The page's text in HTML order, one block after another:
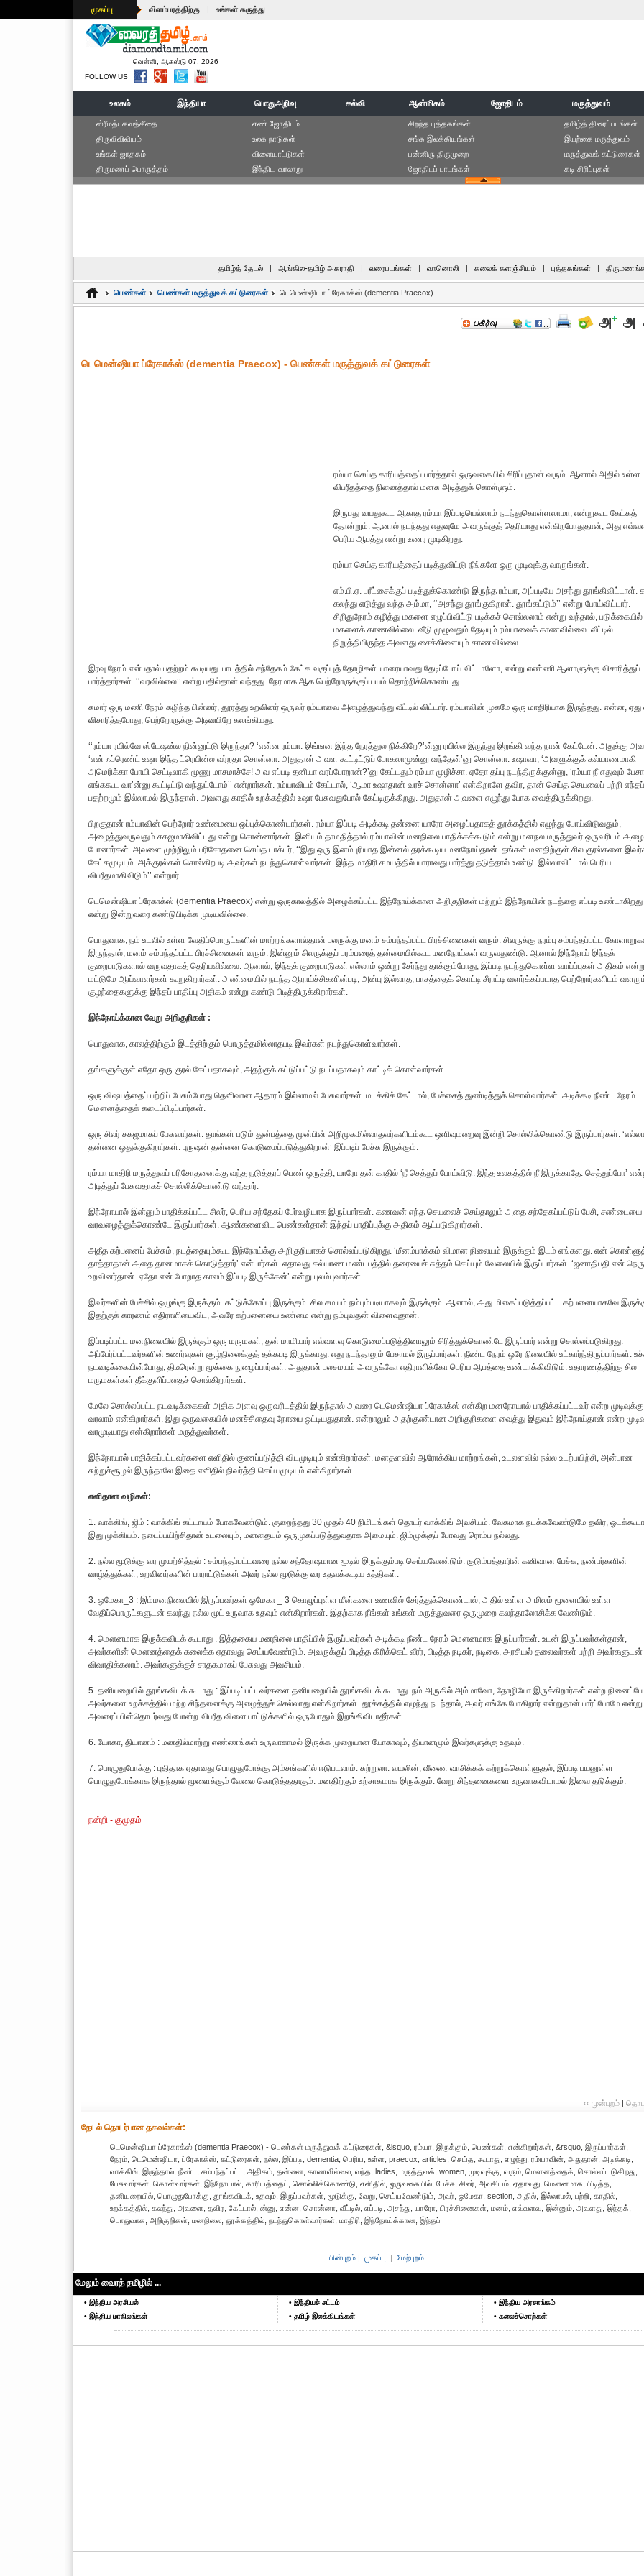
முகப்பு விளம்பரத்திற்கு | உங்கள் கருத்து
வெள்ளி, ஆகஸ்டு 07, 2026
FOLLOW US
உலகம் இந்தியா பொதுஅறிவு கல்வி ஆன்மிகம் ஜோதிடம் மருத்துவம்
ஸ்ரீமத்பகவத்கீதை
திருவிவிலியம்
உங்கள் ஜாதகம்
திருமணப் பொருத்தம்
எ‌ண் ஜோ‌திட‌ம்
உலக நாடுகள்
விளையாட்டுகள்
இந்திய வரலாறு
சிறந்த புத்தகங்கள்
சங்க இலக்கியங்கள்
பன்னிரு திருமுறை
ஜோதிடப் பாடங்கள்
தமிழ்த் திரைப்படங்கள்
இயற்கை மருத்துவம்
மருத்துவக் கட்டுரைகள்
கடி சிரிப்புகள்
தமிழ்த் தேடல் | ஆங்கில-தமிழ் அகராதி | வரைபடங்கள் | வானொலி | கலைக் களஞ்சியம் | புத்தகங்கள் |
பெண்கள் பெண்கள் மருத்துவக் கட்டுரைகள் டெமென்ஷியா ப்ரேகாக்ஸ் (dementia Praecox)
டெமென்ஷியா ப்ரேகாக்ஸ் (dementia Praecox) - பெண்கள் மருத்துவக் கட்டுரைகள்
ரம்யா செய்த காரியத்தைப் பார்த்தால் ஒருவகையில் சிரிப்புதான் வரும். ஆனால் அதில் உள்ள
விபரீதத்தை நினைத்தால் மனசு அடித்துக் கொள்ளும்.
இருபது வயதுகூட ஆகாத ரம்யா இப்படியெல்லாம் நடந்துகொள்ளலாமா, என்றுகூட கேட்கத்
தோன்றும். ஆனால் நடந்தது எதுவுமே அவருக்குத் தெரியாது என்கிறபோதுதான், அது
பெரிய ஆபத்து என்று உணர முடிகிறது.
ரம்யா செய்த காரியத்தைப் படித்துவிட்டு நீங்களே ஒரு முடிவுக்கு வாருங்கள்.
எம்.பி.ஏ. பரீட்சைக்குப் படித்துக்கொண்டு இருந்த ரம்யா, அப்படியே அசந்து தூங்கிவிட்டாள்.
கலந்து எடுத்து வந்த அம்மா, ‘‘அசந்து தூங்குகிறாள். தூங்கட்டும்’’ என்று போய்விட்டார்.
சிறிதுநேரம் கழித்து மகளை எழுப்பிவிட்டு படிக்கச் சொல்லலாம் என்று வந்தால், படுக்கையில்
மகளைக் காணவில்லை. வீடு முழுவதும் தேடியும் ரம்யாவைக் காணவில்லை. வீட்டில்
நிறுத்தியிருந்த அவளது சைக்கிளையும் காணவில்லை.
இரவு நேரம் என்பதால் பதற்றம் கூடியது. பாடத்தில் சந்தேகம் கேட்க வகுப்புத் தோழிகள் யாரையாவது தேடிப்போய் விட்டாளோ, என்று எண்ணி ஆளாளுக்கு விசாரித்துப்
பார்த்தார்கள். ‘‘வரவில்லை’’ என்ற பதில்தான் வந்தது. நேரமாக ஆக பெற்றோருக்குப் பயம் தொற்றிக்கொண்டது.
சுமார் ஒரு மணி நேரம் கழிந்த பின்னர், தூரத்து உறவினர் ஒருவர் ரம்யாவை அழைத்துவந்து வீட்டில் விட்டார். ரம்யாவின் முகமே ஒரு மாதிரியாக இருந்தது. என்ன, ஏது
விசாரித்தபோது, பெற்றோருக்கு அடிவயிறே கலங்கியது.
‘‘ரம்யா ரயில்வே ஸ்டேஷன்ல நின்னுட்டு இருந்தா? ‘என்ன ரம்யா. இங்ஙன இந்த நேரத்துல நிக்கிறே?’ன்னு ரயில்ல இருந்து இறங்கி வந்த நான் கேட்டேன். அதுக்கு
‘என் ஃப்ரெண்ட் உஷா இந்த ட்ரெயின்ல வர்றதா சொன்னா. அதுதான் அவள கூட்டிட்டுப் போகலாமுன்னு வந்தேன்’னு சொன்னா. உஷாவா, ‘அவளுக்குக் கல்யாணமாகி
அமெரிக்கா போயி செட்டிலாகி மூணு மாசமாச்சே! அவ எப்படி தனியா வரப்போறான்?’னு கேட்டதும் ரம்யா முழிச்சா. ஏதோ தப்பு நடந்திருக்குன்னு, ‘ரம்யா நீ எதுவும்
எங்ககூட வா’ன்னு கூட்டிட்டு வந்துட்டோம்’’ என்றார்கள். ரம்யாவிடம் கேட்டால், ‘ஆமா உஷாதான் வரச் சொன்னா’ என்கிறாளே தவிர, தான் செய்த செயலைப் பற்றி எந்தப்
பதற்றமும் இல்லாமல் இருந்தாள். அவளது காதில் உறக்கத்தில் உஷா பேசுவதுபோல் கேட்டிருக்கிறது. அதுதான் அவளை எழுந்து போக வைத்திருக்கிறது.
பிறகுதான் ரம்யாவின் பெற்றோர் உண்மையை ஒப்புக்கொண்டார்கள். ரம்யா இப்படி அடிக்கடி தன்னை யாரோ அழைப்பதாகத் தூக்கத்தில் எழுந்து போய்விடுவதும்,
அழைத்துவருவதும் சகஜமாகிவிட்டது என்று சொன்னார்கள். இனியும் தாமதித்தால் ரம்யாவின் மனநிலை பாதிக்கக்கூடும் என்று மனநல மருத்துவர் ஒருவரிடம்
போனார்கள். அவளை முற்றிலும் பரிசோதனை செய்த டாக்டர், ‘‘இது ஒரு இனம்புரியாத இன்னல் தரக்கூடிய மனநோய்தான். தங்கள் மனதிற்குள் சில குரல்களை
கேட்கமுடியும். அக்குரல்கள் சொல்கிறபடி அவர்கள் நடந்துகொள்வார்கள். இந்த மாதிரி சமயத்தில் யாராவது பார்த்து தடுத்தால் உண்டு. இல்லாவிட்டால் பெரிய
விபரீதமாகிவிடும்’’ என்றார்.
டெமென்ஷியா ப்ரேகாக்ஸ் (dementia Praecox) என்று ஒருகாலத்தில் அழைக்கப்பட்ட இந்நோய்க்கான அறிகுறிகள் மற்றும் இந்நோயின் நடத்தை எப்படி உண்டாகிறது
என்று இன்றுவரை கண்டுபிடிக்க முடியவில்லை.
பொதுவாக, நம் உடலில் உள்ள வேதிப்பொருட்களின் மாற்றங்களால்தான் பலருக்கு மனம் சம்பந்தப்பட்ட பிரச்சினைகள் வரும். சிலருக்கு நரம்பு சம்பந்தப்பட்ட
இருந்தால், மனம் சம்பந்தப்பட்ட பிரச்சினைகள் வரும். இன்னும் சிலருக்குப் பரம்பரைத் தன்மையில்கூட மனநோய்கள் வருவதுண்டு. ஆனால் இந்நோய் இந்தக்
குறைபாடுகளால் வருவதாகத் தெரியவில்லை. ஆனால், இந்தக் குறைபாடுகள் எல்லாம் ஒன்று சேர்ந்து தாக்கும்போது, இப்படி நடந்துகொள்ள வாய்ப்புகள் அதிகம்
மட்டுமே ஆய்வாளர்கள் கூறுகிறார்கள். அண்மையில் நடந்த ஆராய்ச்சிகளின்படி, அன்பு இல்லாத, பாசத்தைக் கொட்டி சீராட்டி வளர்க்கப்படாத பெற்றோர்களிடம்
குழந்தைகளுக்கு இந்தப் பாதிப்பு அதிகம் என்று கண்டு பிடித்திருக்கிறார்கள்.
இந்நோய்க்கான வேறு அறிகுறிகள் :
பொதுவாக, காலத்திற்கும் இடத்திற்கும் பொருத்தமில்லாதபடி இவர்கள் நடந்துகொள்வார்கள்.
தங்களுக்குள் எதோ ஒரு குரல் கேட்பதாகவும், அதற்குக் கட்டுப்பட்டு நடப்பதாகவும் காட்டிக் கொள்வார்கள்.
ஒரு விஷயத்தைப் பற்றிப் பேசும்போது தெளிவான ஆதாரம் இல்லாமல் பேசுவார்கள். மடக்கிக் கேட்டால், பேச்சைத் துண்டித்துக் கொள்வார்கள். அடிக்கடி நீண்ட நேரம்
மௌனத்தைக் கடைப்பிடிப்பார்கள்.
ஒரு சிலர் சகஜமாகப் பேசுவார்கள். தாங்கள் படும் துன்பத்தை முன்பின் அறிமுகமில்லாதவர்களிடம்கூட ஒளிவுமறைவு இன்றி சொல்லிக்கொண்டு இருப்பார்கள்.
தன்னை ஒதுக்குகிறார்கள். புருஷன் தன்னை கொடுமைப்படுத்துகிறான்’ இப்படிப் பேச்சு இருக்கும்.
ரம்யா மாதிரி மருத்துவப் பரிசோதனைக்கு வந்த நடுத்தரப் பெண் ஒருத்தி, யாரோ தன் காதில் ‘நீ செத்துப் போய்விடு. இந்த உலகத்தில் நீ இருக்காதே. செத்துப்போ’
அடித்துப் பேசுவதாகச் சொல்லிக்கொண்டு வந்தார்.
இந்நோயால் இன்னும் பாதிக்கப்பட்ட சிலர், பெரிய சந்தேகப் பேர்வழியாக இருப்பார்கள். கணவன் எந்த செயலைச் செய்தாலும் அதை சந்தேகப்பட்டுப் பேசி, சண்டையை
வரவழைத்துக்கொண்டே இருப்பார்கள். ஆண்களைவிட பெண்கள்தான் இந்தப் பாதிப்புக்கு அதிகம் ஆட்படுகிறார்கள்.
அதீத கற்பனைப் பேச்சும், நடத்தையும்கூட இந்நோய்க்கு அறிகுறியாகச் சொல்லப்படுகிறது. ‘மீனம்பாக்கம் விமான நிலையம் இருக்கும் இடம் எங்களது. என்
தாத்தாதான் அதை தானமாகக் கொடுத்தார்’ என்பார்கள். எதாவது கல்யாண மண்டபத்தில் தரையைச் சுத்தம் செய்யும் வேலையில் இருப்பார்கள். ‘ஜனாதிபதி என்
உறவினர்தான். ஏதோ என் போறாத காலம் இப்படி இருக்கேன்’ என்று புலம்புவார்கள்.
இவர்களின் பேச்சில் ஒழுங்கு இருக்கும். கட்டுக்கோப்பு இருக்கும். சில சமயம் நம்பும்படியாகவும் இருக்கும். ஆனால், அது மிகைப்படுத்தப்பட்ட கற்பனையாகவே
இதற்குக் காரணம் எதிராளியைவிட, அவரே கற்பனையை உண்மை என்று நம்புவதன் விளைவுதான்.
இப்படிப்பட்ட மனநிலையில் இருக்கும் ஒரு மருமகள், தன் மாமியார் எவ்வளவு கொடுமைப்படுத்தினாலும் சிரித்துக்கொண்டே இருப்பார் என்று சொல்லப்படுகிறது.
அப்பேர்ப்பட்டவர்களின் உணர்வுகள் சூழ்நிலைக்குத் தக்கபடி இருக்காது. எது நடந்தாலும் பேசாமல் இருப்பார்கள். நீண்ட நேரம் ஒரே நிலையில் உட்கார்ந்திருப்பார்கள்.
நடவடிக்கையின்போது, திடீரென்று மூக்கை நுழைப்பார்கள். அதுதான் பலசமயம் அவருக்கோ எதிராளிக்கோ பெரிய ஆபத்தை உண்டாக்கிவிடும். உதாரணத்திற்கு சில
மருமகள்கள் தீக்குளிப்பதைச் சொல்கிறார்கள்.
மேலே சொல்லப்பட்ட நடவடிக்கைகள் அதிக அளவு ஒருவரிடத்தில் இருந்தால் அவரை டெமென்ஷியா ப்ரேகாக்ஸ் என்கிற மனநோயால் பாதிக்கப்பட்டவர் என்ற முடிவுக்கு
வரலாம் என்கிறார்கள். இது ஒருவகையில் மனச்சிதைவு நோயை ஒட்டியதுதான். என்றாலும் அதற்குண்டான அறிகுறிகளை வைத்து இதுவும் இந்நோய்தான் என்ற
வரமுடியாது என்கிறார்கள் மருத்துவர்கள்.
இந்நோயால் பாதிக்கப்பட்டவர்களை எளிதில் குணப்படுத்தி விடமுடியும் என்கிறார்கள். மனதளவில் ஆரோக்கிய மாற்றங்கள், உடலளவில் நல்ல உடற்பயிற்சி, அன்பான
சுற்றுச்சூழல் இருந்தாலே இதை எளிதில் நிவர்த்தி செய்யமுடியும் என்கிறார்கள்.
எளிதான வழிகள்:
1. வாக்கிங், ஜிம் : வாக்கிங் கட்டாயம் போகவேண்டும். குறைந்தது 30 முதல் 40 நிமிடங்கள் தொடர் வாக்கிங் அவசியம். வேகமாக நடக்கவேண்டுமே தவிர,
இது முக்கியம். நடைப்பயிற்சிதான் உடலையும், மனதையும் ஒருமுகப்படுத்துவதாக அமையும். ஜிம்முக்குப் போவது ரொம்ப நல்லது.
2. நல்ல மூடுக்கு வர முயற்சித்தல் : சம்பந்தப்பட்டவரை நல்ல சந்தோஷமான மூடில் இருக்கும்படி செய்யவேண்டும். குடும்பத்தாரின் கனிவான பேச்சு, நண்பர்களின்
வாழ்த்துக்கள், உறவினர்களின் பாராட்டுக்கள் அவர் நல்ல மூடுக்கு வர உதவக்கூடிய உத்திகள்.
3. ஒமேகா_3 : இம்மனநிலையில் இருப்பவர்கள் ஒமேகா _ 3 கொழுப்புள்ள மீன்களை உணவில் சேர்த்துக்கொண்டால், அதில் உள்ள அமிலம் மூளையில் உள்ள
வேதிப்பொருட்களுடன் கலந்து நல்ல மூட் உருவாக உதவும் என்கிறார்கள். இதற்காக நீங்கள் உங்கள் மருத்துவரை ஒருமுறை கலந்தாலோசிக்க வேண்டும்.
4. மௌனமாக இருக்கவிடக் கூடாது : இத்தகைய மனநிலை பாதிப்பில் இருப்பவர்கள் அடிக்கடி நீண்ட நேரம் மௌனமாக இருப்பார்கள். உடன் இருப்பவர்கள்தான்,
அவர்களின் மௌனத்தைக் கலைக்க ஏதாவது செய்யவேண்டும். அவருக்குப் பிடித்த கிரிக்கெட் வீரர், பிடித்த நடிகர், நடிகை, அரசியல் தலைவர்கள் பற்றி அவர்களுடன்
விவாதிக்கலாம். அவர்களுக்குச் சாதகமாகப் பேசுவது அவசியம்.
5. தனியறையில் தூங்கவிடக் கூடாது : இப்படிப்பட்டவர்களை தனியறையில் தூங்கவிடக் கூடாது. நம் அருகில் அம்மாவோ, தோழியோ இருக்கிறார்கள் என்ற நினைப்பே
அவர்களை உறக்கத்தில் மற்ற சிந்தனைக்கு அழைத்துச் செல்லாது என்கிறார்கள். தூக்கத்தில் எழுந்து நடந்தால், அவர் எங்கே போகிறார் என்றுதான் பார்ப்போமே என்று
அவரைப் பின்தொடர்வது போன்ற விபரீத விளையாட்டுக்களில் ஒருபோதும் இறங்கிவிடாதீர்கள்.
6. யோகா, தியானம் : மனதில்மாற்று எண்ணங்கள் உருவாகாமல் இருக்க முறையான யோகாவும், தியானமும் இவர்களுக்கு உதவும்.
7. பொழுதுபோக்கு : புதிதாக ஏதாவது பொழுதுபோக்கு அம்சங்களில் ஈடுபடலாம். சுற்றுலா. வயலின், வீணை வாசிக்கக் கற்றுக்கொள்ளுதல், இப்படி பயனுள்ள
பொழுதுபோக்காக இருந்தால் மூளைக்கும் வேலை கொடுத்ததாகும். மனதிற்கும் உற்சாகமாக இருக்கும். வேறு சிந்தனைகளை உருவாகவிடாமல் இவை தடுக்கும்.
நன்றி - குமுதம்
‹‹ முன்புறம் |
தேட‌ல் தொட‌ர்பான தகவ‌ல்க‌ள்:
டெமென்ஷியா ப்ரேகாக்ஸ் (dementia Praecox) - பெண்கள் மருத்துவக் கட்டுரைகள், &lsquo, ரம்யா, இருக்கும், பெண்கள், என்கிறார்கள், &rsquo, இருப்பார்கள்,
நேரம், டெமென்ஷியா, ப்ரேகாக்ஸ், கட்டுரைகள், நல்ல, இப்படி, dementia, பெரிய, உள்ள, praecox, articles, செய்த, கூடாது, எழுந்து, ரம்யாவின், அதுதான், அடிக்கடி,
வாக்கிங், இருந்தால், நீண்ட, சம்பந்தப்பட்ட, அதிகம், தன்னை, காணவில்லை, வந்த, ladies, மருத்துவக், women, முடிவுக்கு, வரும், மௌனத்தைக், சொல்லப்படுகிறது,
பேசுவார்கள், கொள்வார்கள், இந்நோயால், காரியத்தைப், சொல்லிக்கொண்டு, எளிதில், ஒருவகையில், பேச்சு, சிலர், அவசியம், ஏதாவது, மௌனமாக, பிடித்த,
தனியறையில், பொழுதுபோக்கு, தூங்கவிடக், உதவும், இருப்பவர்கள், மூடுக்கு, வேறு, செய்யவேண்டும், அவர், ஒமேகா, section, அதில், இல்லாமல், பற்றி, காதில்,
உறக்கத்தில், கலந்து, அவளை, தவிர, கேட்டால், ன்னு, என்ன, சொன்னா, வீட்டில், எப்படி, அசந்து, யாரோ, பிரச்சினைகள், மனம், எவ்வளவு, இன்னும், அவளது, இந்தக்,
பொதுவாக, அறிகுறிகள், மனநிலை, தூக்கத்தில், நடந்துகொள்வார்கள், மாதிரி, இந்நோய்க்கான, இந்தப்
பின்புறம் | முகப்பு | மேற்புறம்
மேலும் வைரத் தமிழில் ...
• இந்திய அரசியல்
• இந்திய மாநிலங்கள்
• இந்தியச் சட்டம்
• தமிழ் இலக்கியங்கள்
• இந்திய அரசாங்கம்
• கலைச்சொற்கள்